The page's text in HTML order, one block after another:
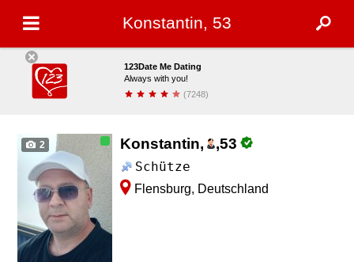
Konstantin, 53
123Date Me Dating
Always with you!
(7248)
2
Konstantin, ,53
Schütze
Flensburg, Deutschland